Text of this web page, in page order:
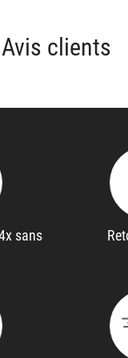
Avis clients
sans